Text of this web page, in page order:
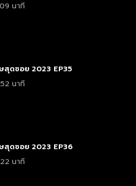
นาที
สุดซอย 2023 EP35
นาที
สุดซอย 2023 EP36
นาที